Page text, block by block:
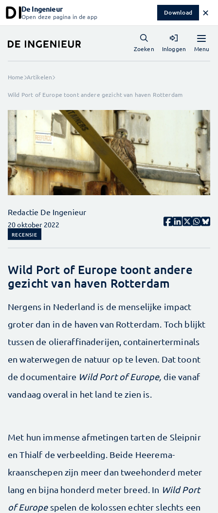
De Ingenieur
Open deze pagina in de app Download ✕
Menu
Zoeken Inloggen
Home Artikelen
Wild Port of Europe toont andere gezicht van haven Rotterdam
Redactie De Ingenieur
20 oktober 2022
RECENSIE
Wild Port of Europe toont andere
gezicht van haven Rotterdam
Nergens in Nederland is de menselijke impact
groter dan in de haven van Rotterdam. Toch blijkt
tussen de olieraffinaderijen, container­terminals
en waterwegen de natuur op te leven. Dat toont
de documentaire Wild Port of Europe, die vanaf
vandaag overal in het land te zien is.
Met hun immense afmetingen tarten de Sleipnir
en Thialf de verbeelding. Beide Heerema-
kraanschepen zijn meer dan twee­honderd meter
lang en bijna honderd meter breed. In Wild Port
of Europespelen de kolossen echter slechts een